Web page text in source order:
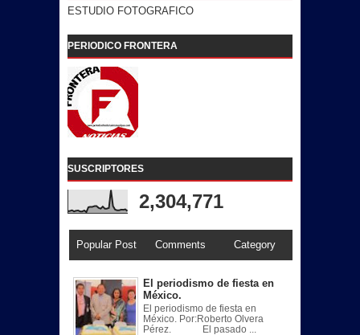
ESTUDIO FOTOGRAFICO
PERIODICO FRONTERA
SUSCRIPTORES
2,304,771
Popular Post Comments Category
El periodismo de fiesta en
México.
El periodismo de fiesta en
México. Por:Roberto Olvera
Pérez. El pasado ...